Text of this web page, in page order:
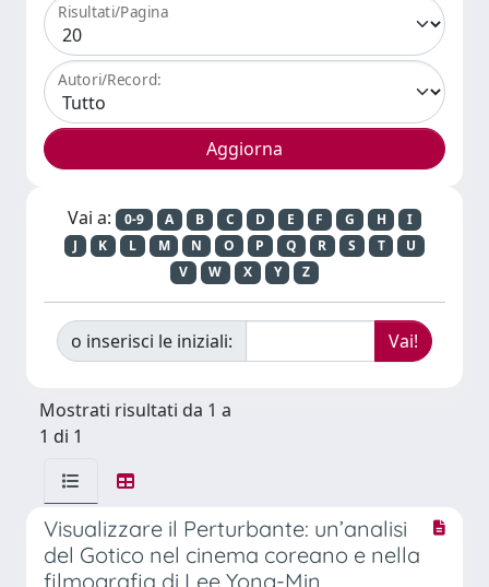
Risultati/Pagina
Autori/Record:
Vai a: 0-9 A B C D E F G H
I
J
K L M N O P Q R S T
U
V
W X Y Z
o inserisci le iniziali:
Mostrati risultati da 1 a
1 di 1
Visualizzare il Perturbante: un’analisi
del Gotico nel cinema coreano e nella
filmografia di Lee Yong-Min